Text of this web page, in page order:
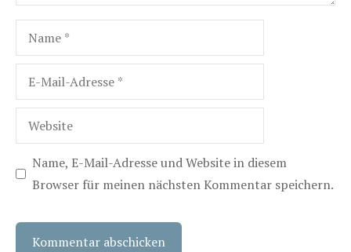
Name
Mail-
Adresse
Website
Name, E-Mail-Adresse und Website in diesem
Browser für meinen nächsten Kommentar speichern.